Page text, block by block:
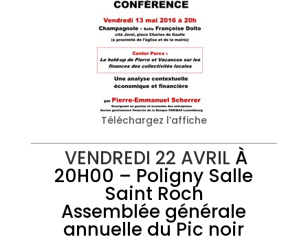
Téléchargez l’affiche
VENDREDI 22 AVRIL À
20H00 – Poligny Salle
Saint Roch
Assemblée générale
annuelle du Pic noir